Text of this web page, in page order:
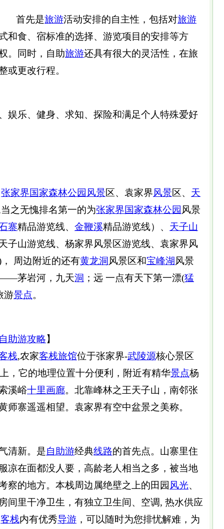
首先是旅游活动安排的自主性，包括对旅游
和食、宿标准的选择、游览项目的安排等方
。同时，自助旅游还具有很大的灵活性，在旅
或更改行程。
娱乐、健身、求知、探险和满足个人特殊爱好
张家界国家森林公园 风景区、袁家界风景区、 天
之无愧排名第一的为张家界国家森林公园 风景
寨精品游览线、 金鞭溪精品游览线）、 天子山
子山游览线、杨家界风景区游览线、袁家界风
周边附近的还有黄龙洞 风景区和宝峰湖风景
茅岩河，九天洞 ；远 一点有天下第一漂(猛
游景点。
助游攻略】
栈,农家客栈旅馆位于张家界-武陵源核心景区
，它的地理位置十分便利，附近有精华景点杨
溪峪十里画廊。北靠峰林之王天子山，南邻张
师寨遥遥相望。袁家界有空中盆景之美称。
清新。是自助游经典线路的首先点。山寨里住
凉在面都没人要，高龄老人相当之多，被当地
察的地方。本栈周边属绝壁之上的田园 风光、
间里干净卫生，有独立卫生间、空调, 热水供应
客栈内有优秀导游 ，可以随时为您排忧解难，为